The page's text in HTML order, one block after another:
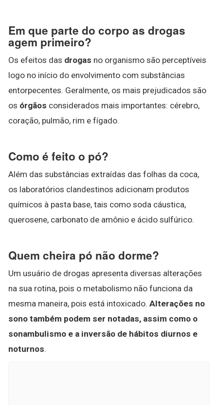
Em que parte do corpo as drogas
agem primeiro?
Os efeitos das drogas no organismo são perceptíveis
logo no início do envolvimento com substâncias
entorpecentes. Geralmente, os mais prejudicados são
os órgãos considerados mais importantes: cérebro,
coração, pulmão, rim e fígado.
Como é feito o pó?
Além das substâncias extraídas das folhas da coca,
os laboratórios clandestinos adicionam produtos
químicos à pasta base, tais como soda cáustica,
querosene, carbonato de amônio e ácido sulfúrico.
Quem cheira pó não dorme?
Um usuário de drogas apresenta diversas alterações
na sua rotina, pois o metabolismo não funciona da
mesma maneira, pois está intoxicado. Alterações no
sono também podem ser notadas, assim como o
sonambulismo e a inversão de hábitos diurnos e
noturnos.